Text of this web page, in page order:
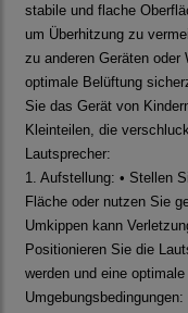
stabile und flache
um Überhitzung zu
zu anderen Geräten
optimale Belüftung
Sie das Gerät von
Kleinteilen, die
Lautsprecher:
1. Aufstellung: • Stellen
Fläche oder nutzen Sie
Umkippen kann
Positionieren Sie die
werden und eine